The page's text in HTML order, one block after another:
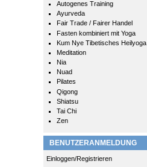
Autogenes Training
Ayurveda
Fair Trade / Fairer Handel
Fasten kombiniert mit Yoga
Kum Nye Tibetisches Heilyoga
Meditation
Nia
Nuad
Pilates
Qigong
Shiatsu
Tai Chi
Zen
BENUTZERANMELDUNG
Einloggen/Registrieren